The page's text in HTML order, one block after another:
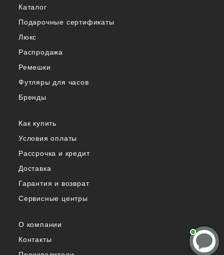
Каталог
Подарочные сертификаты
Люкс
Распродажа
Ремешки
Футляры для часов
Бренды
Как купить
Условия оплаты
Рассрочка и кредит
Доставка
Гарантия и возврат
Сервисные центры
О компании
Контакты